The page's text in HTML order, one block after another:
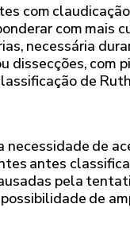
com
com mais
necessária
com
de
de
antes
pela
de